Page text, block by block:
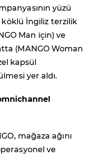
yüzü
köklü İngiliz terzilik
Man için) ve
(MANGO Woman
kapsül
yer aldı.
mağaza ağını
ve